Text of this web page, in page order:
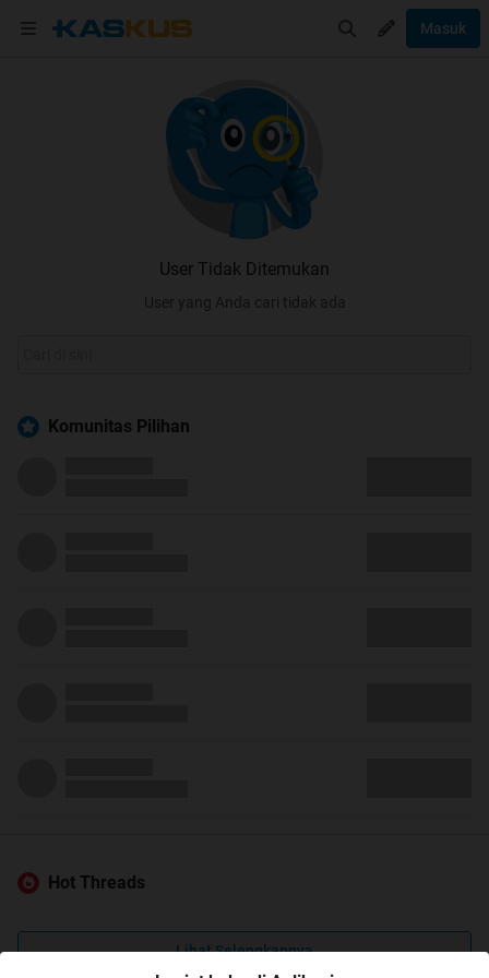
Masuk
User Tidak Ditemukan
User yang Anda cari tidak ada
Komunitas Pilihan
Hot Threads
Lihat Selengkapnya